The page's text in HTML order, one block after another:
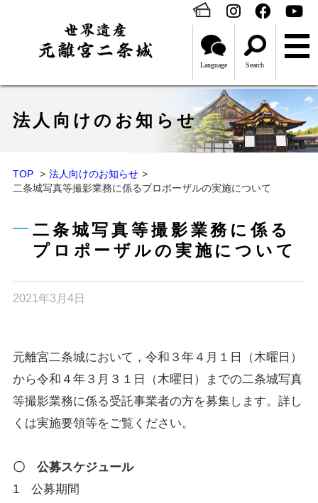
Language Search
法人向けのお知らせ
TOP
法人向けのお知らせ
二条城写真等撮影業務に係るプロポーザルの実施について
二条城写真等撮影業務に係る
プロポーザルの実施について
2021年3月4日
元離宮二条城において，令和３年４月１日（木曜日）
から令和４年３月３１日（木曜日）までの二条城写真
等撮影業務に係る受託事業者の方を募集します。詳し
くは実施要領等をご覧ください。
〇 公募スケジュール
1 公募期間